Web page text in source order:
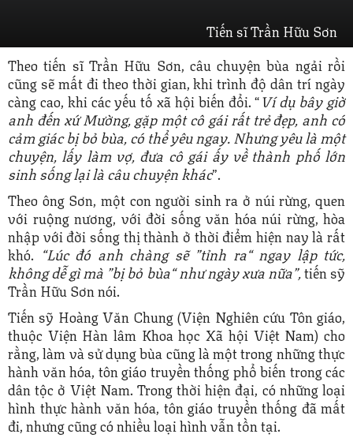
Tiến sĩ Trần Hữu Sơn
Theo tiến sĩ Trần Hữu Sơn, câu chuyện bùa ngải rồi
cũng sẽ mất đi theo thời gian, khi trình độ dân trí ngày
càng cao, khi các yếu tố xã hội biến đổi. “Ví dụ bây giờ
anh đến xứ Mường, gặp một cô gái rất trẻ đẹp, anh có
cảm giác bị bỏ bùa, có thể yêu ngay. Nhưng yêu là một
chuyện, lấy làm vợ, đưa cô gái ấy về thành phố lớn
sinh sống lại là câu chuyện khác”.
Theo ông Sơn, một con người sinh ra ở núi rừng, quen
với ruộng nương, với đời sống văn hóa núi rừng, hòa
nhập với đời sống thị thành ở thời điểm hiện nay là rất
khó. “Lúc đó anh chàng sẽ ”tỉnh ra“ ngay lập tức,
không dễ gì mà ”bị bỏ bùa“ như ngày xưa nữa”,tiến sỹ
Trần Hữu Sơn nói.
Tiến sỹ Hoàng Văn Chung (Viện Nghiên cứu Tôn giáo,
thuộc Viện Hàn lâm Khoa học Xã hội Việt Nam) cho
rằng, làm và sử dụng bùa cũng là một trong những thực
hành văn hóa, tôn giáo truyền thống phổ biến trong các
dân tộc ở Việt Nam. Trong thời hiện đại, có những loại
hình thực hành văn hóa, tôn giáo truyền thống đã mất
đi, nhưng cũng có nhiều loại hình vẫn tồn tại.